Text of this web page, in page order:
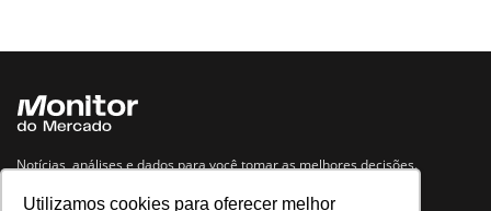
Utilizamos cookies para oferecer melhor
Notícias, análises e dados para você tomar as melhores decisões.